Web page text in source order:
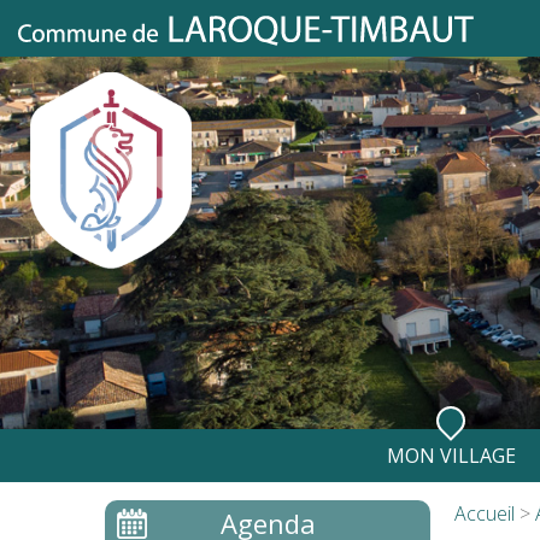
MON VILLAGE
Mon Histoire
Agenda Accueil >